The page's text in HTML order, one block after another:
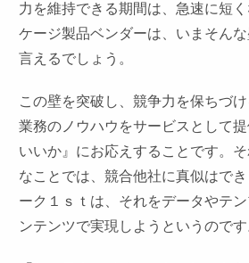
力を維持できる期間は、急速に短
ケージ製品ベンダーは、いまそん
言えるでしょう。
この壁を突破し、競争力を保ちづ
業務のノウハウをサービスとして
いいか』にお応えすることです。
なことでは、競合他社に真似はで
ーク１ｓｔは、それをデータやテ
ンテンツで実現しようというのです